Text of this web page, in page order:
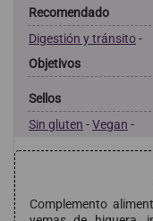
Recomendado
Digestión y tránsito-
Objetivos
Sellos
Sin gluten -Vegan -
Complemento